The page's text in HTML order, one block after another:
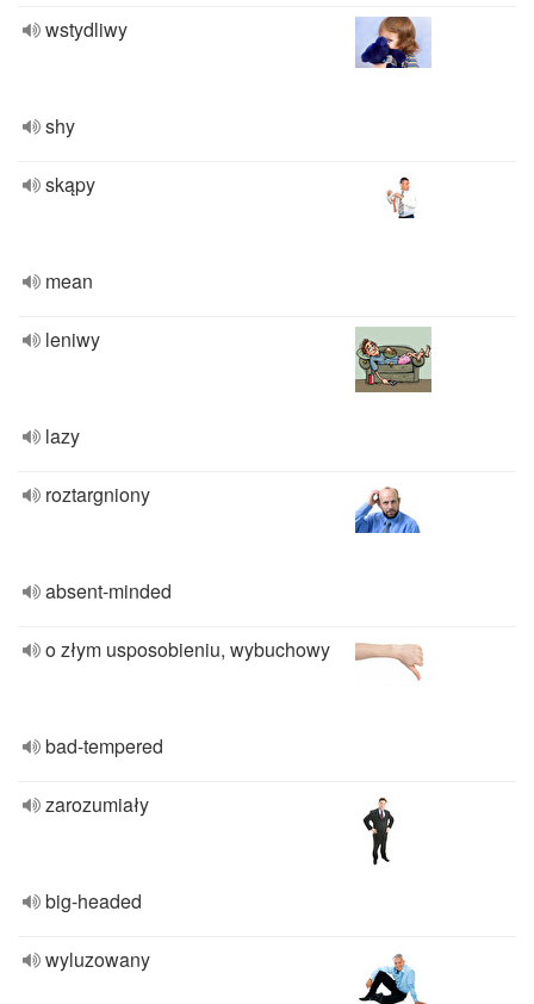
wstydliwy
shy
skąpy
mean
leniwy
lazy
roztargniony
absent-minded
o złym usposobieniu, wybuchowy
bad-tempered
zarozumiały
big-headed
wyluzowany